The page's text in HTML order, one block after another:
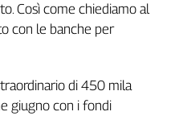
Così come chiediamo al
con le banche per
di 450 mila
giugno con i fondi